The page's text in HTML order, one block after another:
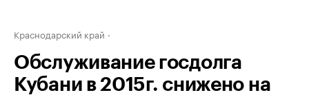
Краснодарский край
Обслуживание госдолга
Кубани в 2015г. снижено на